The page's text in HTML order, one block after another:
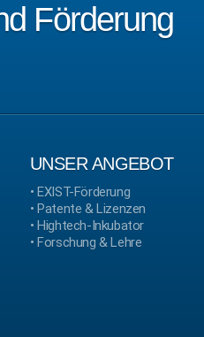
Förderung
UNSER ANGEBOT
•EXIST-Förderung
•Patente & Lizenzen
•Hightech-Inkubator
•Forschung & Lehre